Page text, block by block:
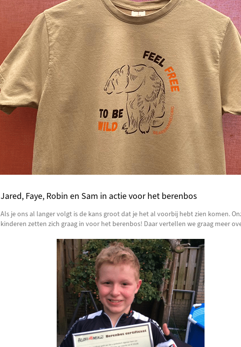
Jared, Faye, Robin en Sam in actie voor het berenbos
Als je ons al langer volgt is de kans groot dat je het al voorbij hebt zien komen.
kinderen zetten zich graag in voor het berenbos! Daar vertellen we graag meer